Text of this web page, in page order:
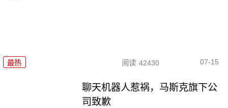
最热 阅读 42430 07-15
聊天机器人惹祸，马斯克旗下公
司致歉